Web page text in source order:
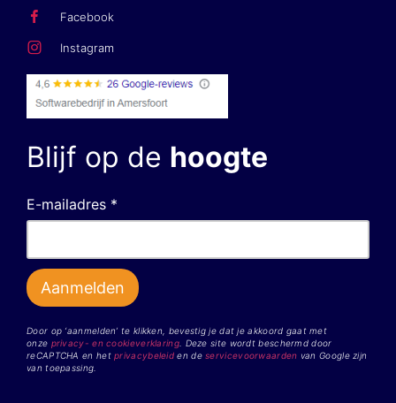
Facebook
Instagram
Blijf op de hoogte
E-mailadres *
Door op ‘aanmelden’ te klikken, bevestig je dat je akkoord gaat met
onze privacy- en cookieverklaring. Deze site wordt beschermd door
reCAPTCHA en hetprivacybeleid en deservicevoorwaarden van Google zijn
van toepassing.